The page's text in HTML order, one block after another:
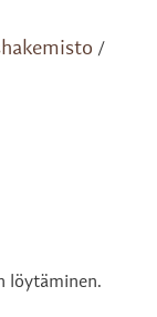
/
löytäminen.